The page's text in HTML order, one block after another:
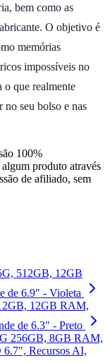
bem como as
O objetivo é
memórias
impossíveis no
que realmente
no seu bolso e nas
100%
produto através
de afiliado, sem
512GB, 12GB
de 6.9" - Violeta
12GB RAM,
de 6.3" - Preto
256GB, 8GB RAM,
Recursos AI,